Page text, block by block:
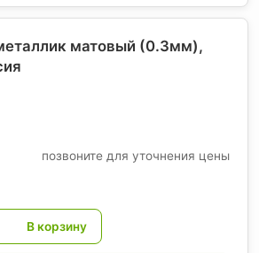
матовый (0.3мм),
позвоните для уточнения цены